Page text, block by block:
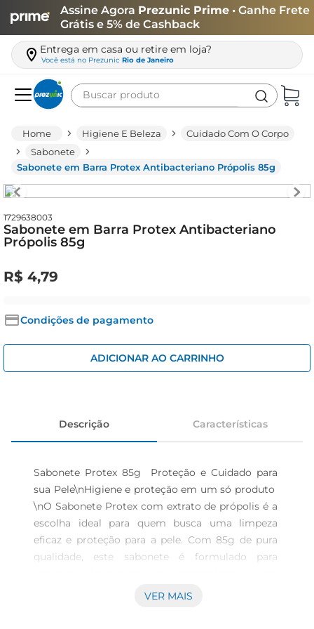
Assine Agora Prezunic Prime • Ganhe Frete
Grátis e 5% de Cashback
Entrega em casa ou retire em loja?
Você está no Prezunic Rio de Janeiro
Buscar produto
Higiene E Beleza
Cuidado Com O Corpo
Sabonete
Sabonete em Barra Protex Antibacteriano Própolis 85g
1729638003
Sabonete em Barra Protex Antibacteriano
Própolis 85g
R$ 4,79
Condições de pagamento
ADICIONAR AO CARRINHO
Descrição Características
Sabonete Protex 85g  Proteção e Cuidado para
sua Pele\nHigiene e proteção em um só produto
\nO Sabonete Protex com extrato de própolis é a
escolha ideal para quem busca uma limpeza
eficaz e proteção para a pele. Com 85g de pura
qualidade, este sabonete é formulado para
sensação de frescor e bemestar. O extrato de
VER MAIS
leite
queijo
arroz
iogurte